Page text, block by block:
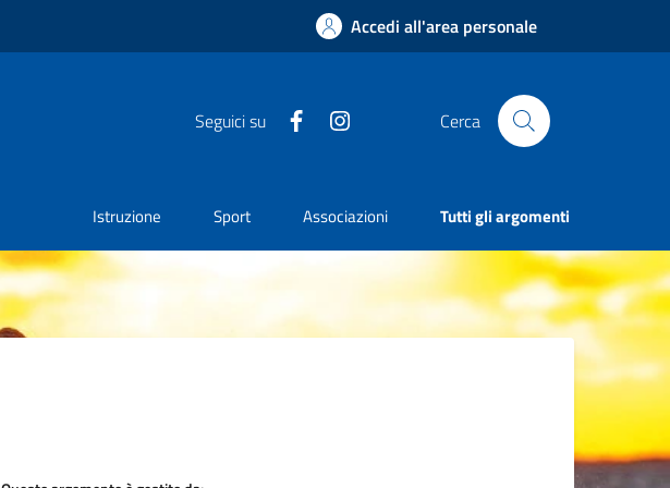
Accedi all'area personale
Seguici su Facebook Cerca
Istruzione Sport Associazioni Tutti gli argomenti